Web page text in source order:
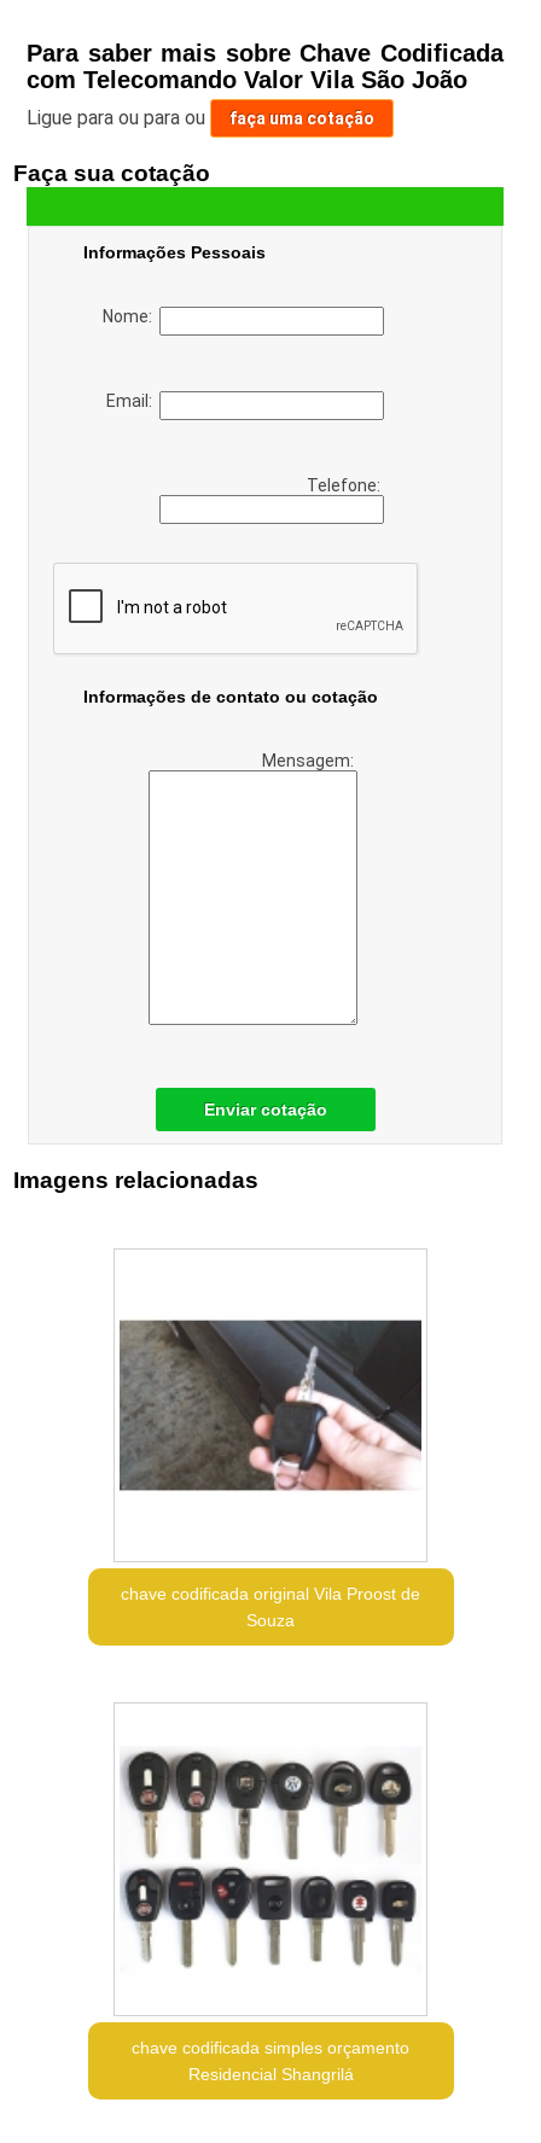
Para saber mais sobre Chave Codificada
com Telecomando Valor Vila São João
Ligue para ou para ou faça uma cotação
Faça sua cotação
Informações Pessoais
Nome:
Email:
Telefone:
Informações de contato ou cotação
Mensagem:
Enviar cotação
Imagens relacionadas
chave codificada original Vila Proost de
Souza
chave codificada simples orçamento
Residencial Shangrilá